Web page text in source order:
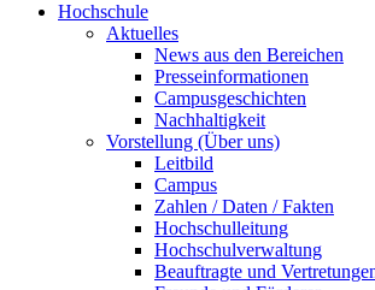
Hochschule
Aktuelles
News aus den Bereichen
Presseinformationen
Campusgeschichten
Nachhaltigkeit
Vorstellung (Über uns)
Leitbild
Campus
Zahlen / Daten / Fakten
Hochschulleitung
Hochschulverwaltung
Beauftragte und